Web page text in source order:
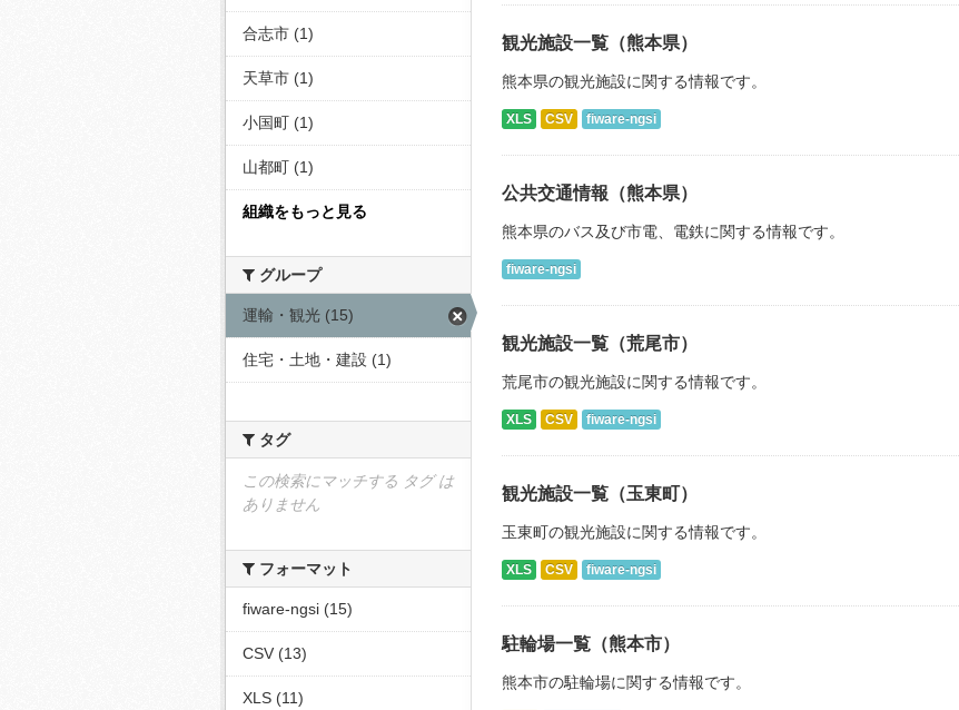
観光施設一覧（熊本県）
熊本県の観光施設に関する情報です。
XLS CSV fiware-ngsi
公共交通情報（熊本県）
熊本県のバス及び市電、電鉄に関する情報です。
fiware-ngsi
観光施設一覧（荒尾市）
荒尾市の観光施設に関する情報です。
XLS CSV fiware-ngsi
観光施設一覧（玉東町）
玉東町の観光施設に関する情報です。
XLS CSV fiware-ngsi
駐輪場一覧（熊本市）
熊本市の駐輪場に関する情報です。
合志市 (1)
天草市 (1)
小国町 (1)
山都町 (1)
組織をもっと見る
グループ
運輸・観光 (15)
住宅・土地・建設 (1)
タグ
この検索にマッチする タグ は
ありません
フォーマット
fiware-ngsi (15)
CSV (13)
XLS (11)